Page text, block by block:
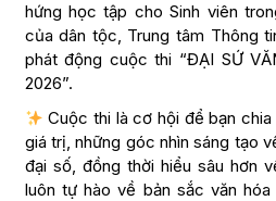
hứng học tập cho Sinh viên
của dân tộc, Trung tâm Thông
phát động cuộc thi “ĐẠI SỨ
2026”.
Cuộc thi là cơ hội để bạn
giá trị, những góc nhìn sáng tạo
đại số, đồng thời hiểu sâu hơn
luôn tự hào về bản sắc văn